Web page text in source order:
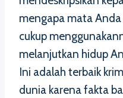
mengapa mata
cukup
melanjutkan hidup
Ini adalah terbaik
dunia karena fakta